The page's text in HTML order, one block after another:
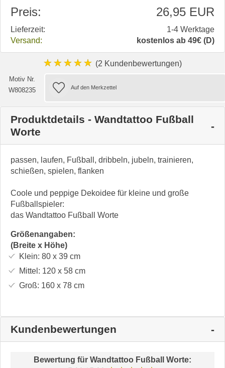
Preis: 26,95 EUR
Lieferzeit:
1-4 Werktage
Versand:
kostenlos ab 49€ (D)
★★★★★ (2 Kundenbewertungen)
Motiv Nr.
W808235
Produktdetails - Wandtattoo Fußball
Worte
passen, laufen, Fußball, dribbeln, jubeln, trainieren,
schießen, spielen, flanken
Coole und peppige Dekoidee für kleine und große
Fußballspieler:
das Wandtattoo Fußball Worte
Größenangaben:
(Breite x Höhe)
Klein: 80 x 39 cm
Mittel: 120 x 58cm
Groß: 160 x 78cm
Kundenbewertungen
Bewertung für Wandtattoo Fußball Worte: